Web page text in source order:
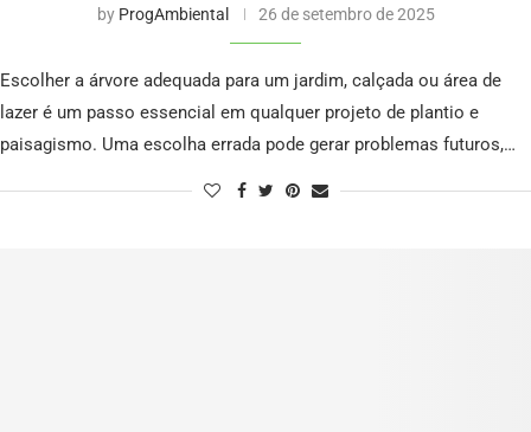
by ProgAmbiental 26 de setembro de 2025
Escolher a árvore adequada para um jardim, calçada ou área de
lazer é um passo essencial em qualquer projeto de plantio e
paisagismo. Uma escolha errada pode gerar problemas futuros,…